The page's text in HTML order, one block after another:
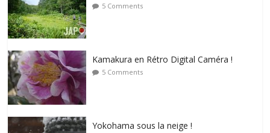
5 Comments
Kamakura en Rétro Digital Caméra !
5 Comments
Yokohama sous la neige !